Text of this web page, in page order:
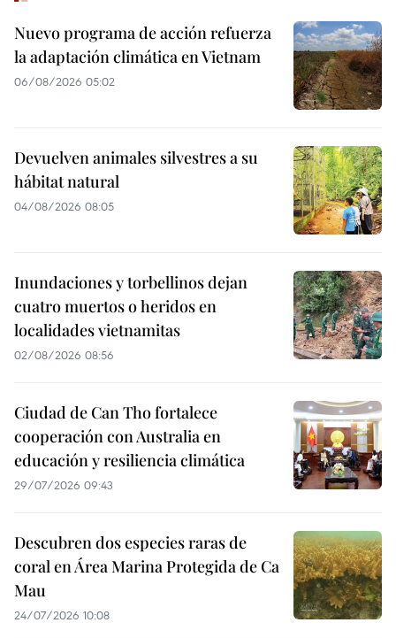
Nuevo programa de acción refuerza
la adaptación climática en Vietnam
06/08/2026 05:02
Devuelven animales silvestres a su
hábitat natural
04/08/2026 08:05
Inundaciones y torbellinos dejan
cuatro muertos o heridos en
localidades vietnamitas
02/08/2026 08:56
Ciudad de Can Tho fortalece
cooperación con Australia en
educación y resiliencia climática
29/07/2026 09:43
Descubren dos especies raras de
coral en Área Marina Protegida de Ca
Mau
24/07/2026 10:08